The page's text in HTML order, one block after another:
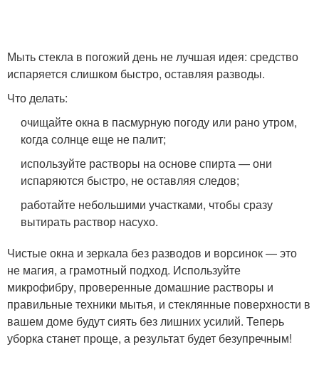
Мыть стекла в погожий день не лучшая идея: средство
испаряется слишком быстро, оставляя разводы.
Что делать:
очищайте окна в пасмурную погоду или рано утром,
когда солнце еще не палит;
используйте растворы на основе спирта — они
испаряются быстро, не оставляя следов;
работайте небольшими участками, чтобы сразу
вытирать раствор насухо.
Чистые окна и зеркала без разводов и ворсинок — это
не магия, а грамотный подход. Используйте
микрофибру, проверенные домашние растворы и
правильные техники мытья, и стеклянные поверхности в
вашем доме будут сиять без лишних усилий. Теперь
уборка станет проще, а результат будет безупречным!